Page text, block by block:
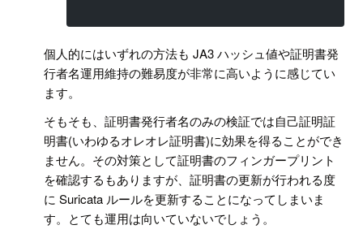
個人的にはいずれの方法も JA3 ハッシュ値や証明書発
行者名運用維持の難易度が非常に高いように感じてい
ます。
そもそも、証明書発行者名のみの検証では自己証明証
明書(いわゆるオレオレ証明書)に効果を得ることができ
ません。その対策として証明書のフィンガープリント
を確認するもありますが、証明書の更新が行われる度
に Suricata ルールを更新することになってしまいま
す。とても運用は向いていないでしょう。